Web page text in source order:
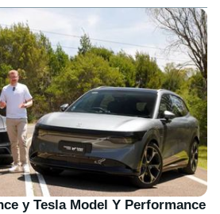
y Tesla Model Y Performance